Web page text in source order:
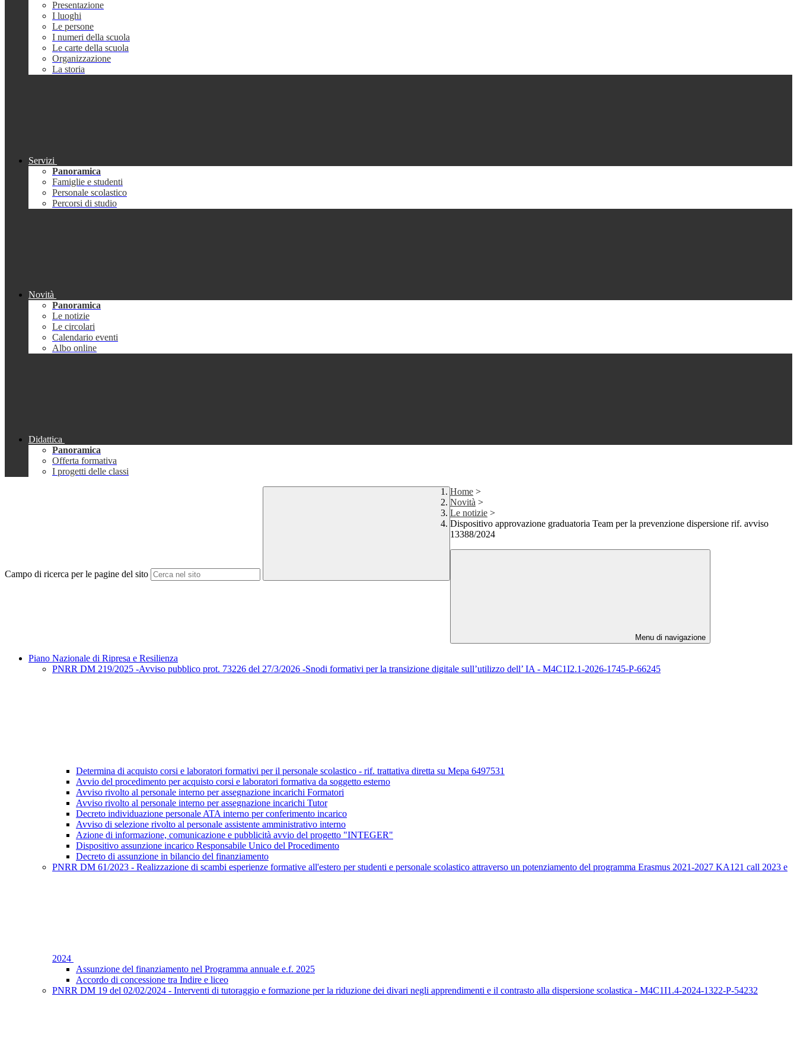
Presentazione
I luoghi
Le persone
I numeri della scuola
Le carte della scuola
Organizzazione
La storia
Servizi
Panoramica
Famiglie e studenti
Personale scolastico
Percorsi di studio
Novità
Panoramica
Le notizie
Le circolari
Calendario eventi
Albo online
Didattica
Panoramica
Offerta formativa
I progetti delle classi
Campo di ricerca per le pagine del sito
Home >
Novità >
Le notizie >
Dispositivo approvazione graduatoria Team per la prevenzione dispersione rif. avviso
13388/2024
Menu di navigazione
Piano Nazionale di Ripresa e Resilienza
PNRR DM 219/2025 -Avviso pubblico prot. 73226 del 27/3/2026 -Snodi formativi per la transizione digitale sull’utilizzo dell’ IA - M4C1I2.1-2026-1745-P-66245
Determina di acquisto corsi e laboratori formativi per il personale scolastico - rif. trattativa diretta su Mepa 6497531
Avvio del procedimento per acquisto corsi e laboratori formativa da soggetto esterno
Avviso rivolto al personale interno per assegnazione incarichi Formatori
Avviso rivolto al personale interno per assegnazione incarichi Tutor
Decreto individuazione personale ATA interno per conferimento incarico
Avviso di selezione rivolto al personale assistente amministrativo interno
Azione di informazione, comunicazione e pubblicità avvio del progetto "INTEGER"
Dispositivo assunzione incarico Responsabile Unico del Procedimento
Decreto di assunzione in bilancio del finanziamento
PNRR DM 61/2023 - Realizzazione di scambi esperienze formative all'estero per studenti e personale scolastico attraverso un potenziamento del programma Erasmus 2021-2027 KA121 call 2023 e
2024
Assunzione del finanziamento nel Programma annuale e.f. 2025
Accordo di concessione tra Indire e liceo
PNRR DM 19 del 02/02/2024 - Interventi di tutoraggio e formazione per la riduzione dei divari negli apprendimenti e il contrasto alla dispersione scolastica - M4C1I1.4-2024-1322-P-54232